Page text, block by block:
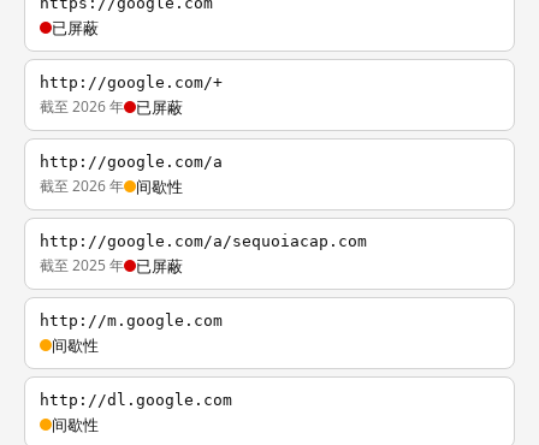
已屏蔽
http://google.com/+
截至 2026 年 已屏蔽
http://google.com/a
截至 2026 年 间歇性
http://google.com/a/sequoiacap.com
截至 2025 年 已屏蔽
http://m.google.com
间歇性
http://dl.google.com
间歇性